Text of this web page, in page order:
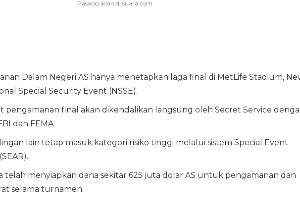
Dalam Negeri AS hanya menetapkan laga final di MetLife Stadium,
Special Security Event (NSSE).
pengamanan final akan dikendalikan langsung oleh Secret Service
dan FEMA.
lain tetap masuk kategori risiko tinggi melalui sistem Special Event
telah menyiapkan dana sekitar 625 juta dolar AS untuk pengamanan dan
selama turnamen.